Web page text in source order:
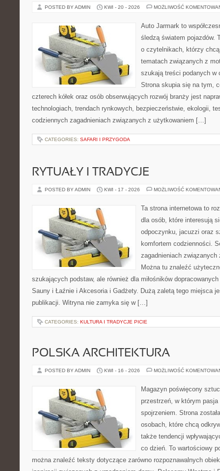
POSTED BY ADMIN KWI - 20 - 2026 MOŻLIWOŚĆ
Auto Jarmark to
śledzą światem pojazdów.
o czytelnikach, którzy
tematach związanych z
szukają treści podanych
Strona skupia się na tym,
czterech kółek oraz osób obserwujących rozwój branży jest
technologiach, trendach rynkowych, bezpieczeństwie, ekologii,
codziennych zagadnieniach związanych z użytkowaniem […]
CATEGORIES: SAFARI I PRZYGODA
RYTUAŁY I TRADYCJE
POSTED BY ADMIN KWI - 17 - 2026 MOŻLIWOŚĆ
Ta strona internetowa to
dla osób, które interesują
odpoczynku, jacuzzi oraz
komfortem codzienności.
zagadnieniach
Można tu znaleźć
szukających podstaw, ale również dla miłośników
Sauny i Łaźnie i Akcesoria i Gadżety. Dużą zaletą tego miejsca
publikacji. Witryna nie zamyka się w […]
CATEGORIES: KULTURA I TRADYCJE PICIE
POLSKA ARCHITEKTURA
POSTED BY ADMIN KWI - 16 - 2026 MOŻLIWOŚĆ
Magazyn poświęcony
przestrzeń, w którym
spojrzeniem. Strona
osobach, które chcą
także tendencji
co dzień. To wartościowy
można znaleźć teksty dotyczące zarówno rozpoznawalnych